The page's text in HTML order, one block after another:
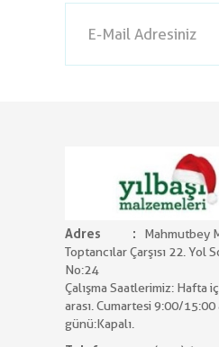
Adres
Mahmutbey
Toptancılar Çarşısı 22. Yol
No:24
Çalışma Saatlerimiz: Hafta
arası. Cumartesi 9:00/15:00
günü:Kapalı.